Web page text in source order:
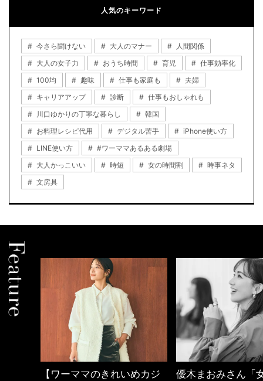
人気のキーワード
今さら聞けない 大人のマナー
人間関係
大人の女子力
おうち時間 育児
仕事効率化
100均
趣味 仕事も家庭も
夫婦
キャリアアップ
診断
仕事もおしゃれも
川口ゆかりの丁寧な暮らし
韓国
お料理レシピ代用
デジタル苦手
iPhone使い方
LINE使い方
#ワーママあるある劇場
大人かっこいい
時短 女の時間割
時事ネタ
文房具
優木まおみさん「女の時間
働く女性のバッグ